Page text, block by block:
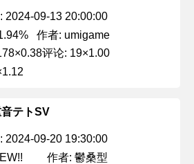
2024-09-13 20:00:00
作者: umigame
评论: 19×1.00
テトSV
2024-09-20 19:30:00
作者: 鬱桑型